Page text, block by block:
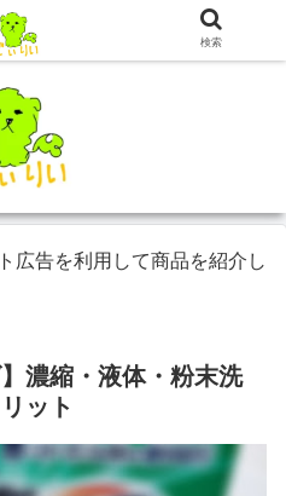
広告を利用して商品を紹介し
濃縮・液体・粉末洗
ット
検索